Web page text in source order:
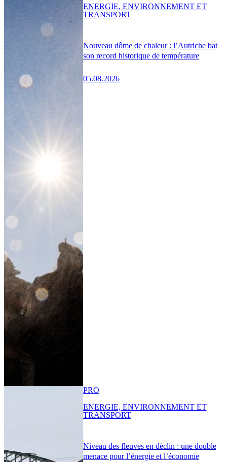
Nouveau dôme de chaleur : l’Autriche bat
son record historique de température
05.08.2026
ENERGIE, ENVIRONNEMENT ET
TRANSPORT
Niveau des fleuves en déclin : une double
menace pour l’énergie et l’économie
PRO
ENERGIE, ENVIRONNEMENT ET
TRANSPORT